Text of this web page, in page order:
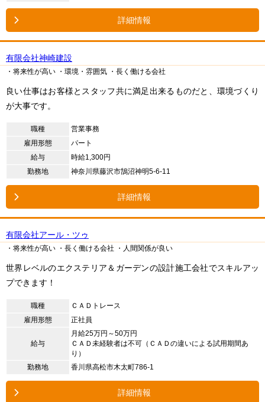
詳細情報
有限会社神崎建設
・将来性が高い ・環境・雰囲気 ・長く働ける会社
良い仕事はお客様とスタッフ共に満足出来るものだと、環境づくり
が大事です。
職種
営業事務
雇用形態
パート
給与
時給1,300円
勤務地
神奈川県藤沢市鵠沼神明5-6-11
詳細情報
有限会社アール・ツゥ
・将来性が高い ・長く働ける会社 ・人間関係が良い
世界レベルのエクステリア＆ガーデンの設計施工会社でスキルアッ
プできます！
職種
ＣＡＤトレース
雇用形態
正社員
給与
月給25万円～50万円
ＣＡＤ未経験者は不可（ＣＡＤの違いによる試用期間あ
り）
勤務地
香川県高松市木太町786-1
詳細情報